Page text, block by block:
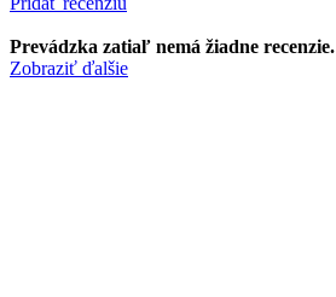
Prevádzka zatiaľ nemá žiadne recenzie.
Zobraziť ďalšie